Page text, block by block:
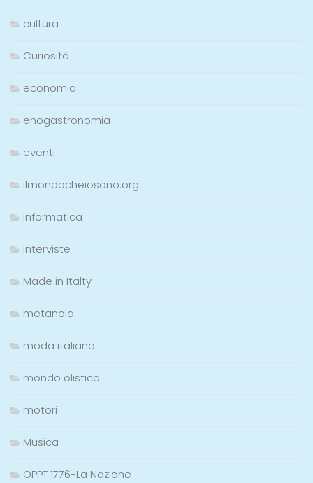
cultura
Curiosità
economia
enogastronomia
eventi
ilmondocheiosono.org
informatica
interviste
Made in Italty
metanoia
moda italiana
mondo olistico
motori
Musica
OPPT 1776-La Nazione